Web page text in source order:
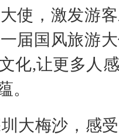
使，激发游
届国风旅游
化,让更多人
。
大梅沙，感